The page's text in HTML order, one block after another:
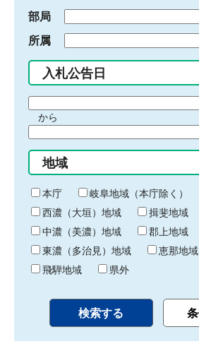
部局
所属
入札公告日
間
始
り
から
間
終
わ
り
地域
本庁
岐阜地域（本庁除く）
西濃（大垣）地域
揖斐地域
中濃（美濃）地域
郡上地域
東濃（多治見）地域
恵那地域
飛騨地域
県外